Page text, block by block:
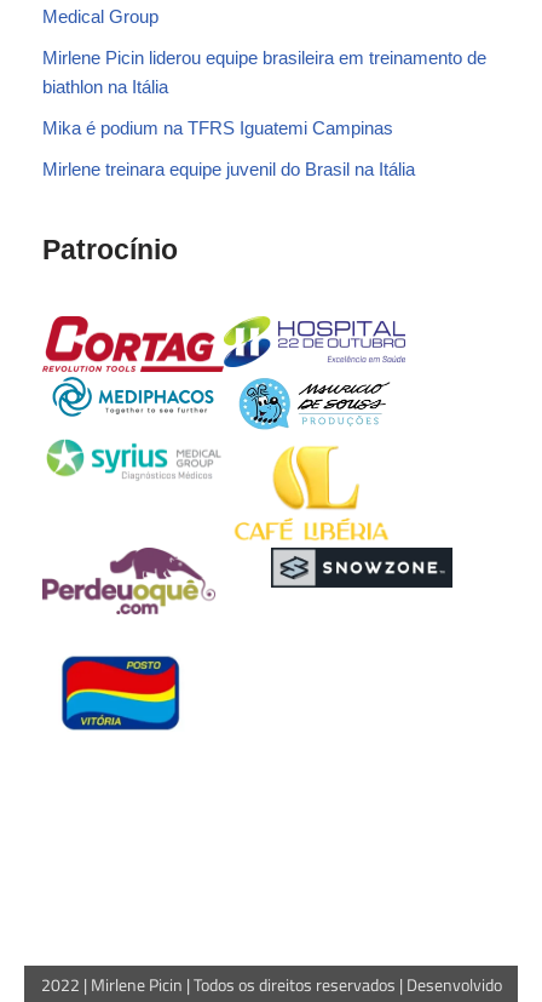
Medical Group
Mirlene Picin liderou equipe brasileira em treinamento de
biathlon na Itália
Mika é podium na TFRS Iguatemi Campinas
Mirlene treinara equipe juvenil do Brasil na Itália
Patrocínio
2022 | Mirlene Picin | Todos os direitos reservados | Desenvolvido